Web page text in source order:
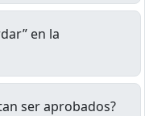
en la
ser aprobados?